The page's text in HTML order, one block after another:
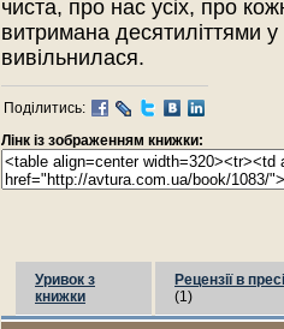
чиста, про нас усіх, про
витримана десятиліттями
вивільнилася.
Поділитись:
Лінк із зображенням книжки:
Уривок з
книжки
Рецензії в пресі
(1)